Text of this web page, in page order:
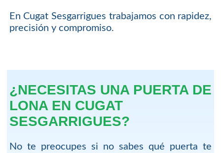
En Cugat Sesgarrigues trabajamos con rapidez,
precisión y compromiso.
¿NECESITAS UNA PUERTA DE
LONA EN CUGAT
SESGARRIGUES?
No te preocupes si no sabes qué puerta te